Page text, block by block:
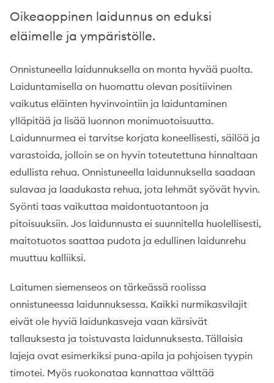
Oikeaoppinen laidunnus on eduksi
eläimelle ja ympäristölle.
Onnistuneella laidunnuksella on monta hyvää puolta.
Laiduntamisella on huomattu olevan positiivinen
vaikutus eläinten hyvinvointiin ja laiduntaminen
ylläpitää ja lisää luonnon monimuotoisuutta.
Laidunnurmea ei tarvitse korjata koneellisesti, säilöä ja
varastoida, jolloin se on hyvin toteutettuna hinnaltaan
edullista rehua. Onnistuneella laidunnuksella saadaan
sulavaa ja laadukasta rehua, jota lehmät syövät hyvin.
Syönti taas vaikuttaa maidontuotantoon ja
pitoisuuksiin. Jos laidunnusta ei suunnitella huolellisesti,
maitotuotos saattaa pudota ja edullinen laidunrehu
muuttuu kalliiksi.
Laitumen siemenseos on tärkeässä roolissa
onnistuneessa laidunnuksessa. Kaikki nurmikasvilajit
eivät ole hyviä laidunkasveja vaan kärsivät
tallauksesta ja toistuvasta laidunnuksesta. Tällaisia
lajeja ovat esimerkiksi puna-apila ja pohjoisen tyypin
timotei. Myös ruokonataa kannattaa välttää